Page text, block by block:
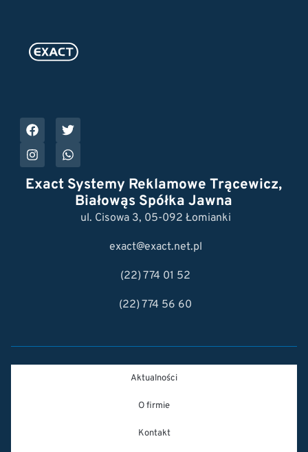
Exact Systemy Reklamowe Trącewicz,
Białowąs Spółka Jawna
ul. Cisowa 3, 05-092 Łomianki
exact@exact.net.pl
(22) 774 01 52
(22) 774 56 60
Aktualności
O firmie
Kontakt